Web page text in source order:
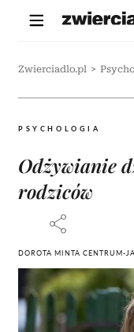
Zwierciadlo.pl >
PSYCHOLOGIA
Odżywianie
rodziców
DOROTA MINTA CENTRUM-JA